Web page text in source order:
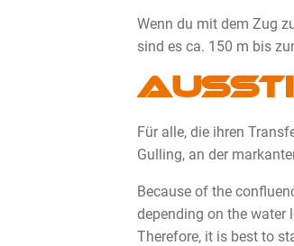
Wenn du mit dem Zug
sind es ca. 150 m bis
Für alle, die ihren
Gulling, an der
Because of the
depending on the water
Therefore, it is best to